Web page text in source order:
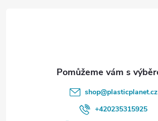
shop@plasticplanet.cz
+420235315925